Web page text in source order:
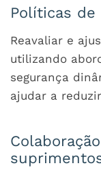
Políticas de
Reavaliar e
utilizando
segurança
ajudar a